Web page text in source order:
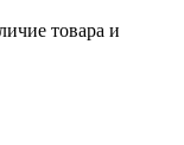
товара и